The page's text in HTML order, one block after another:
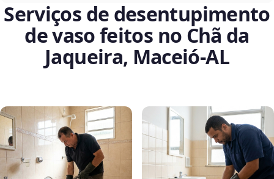
Serviços de desentupimento
de vaso feitos no Chã da
Jaqueira, Maceió‑AL